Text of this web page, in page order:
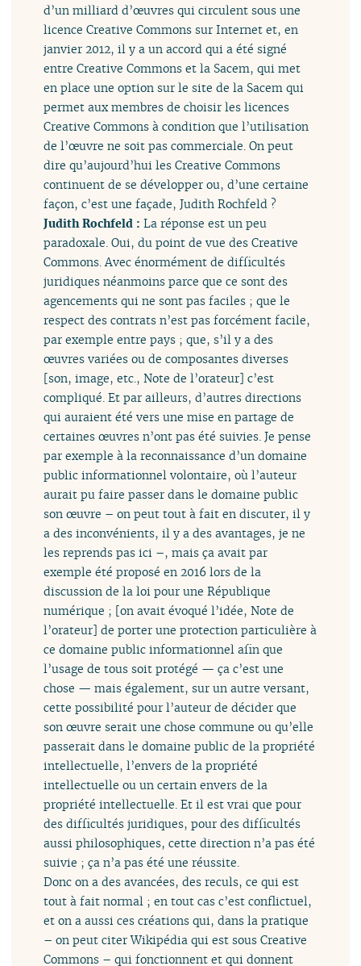
d’un milliard d’œuvres qui circulent sous une
licence Creative Commons sur Internet et, en
janvier 2012, il y a un accord qui a été signé
entre Creative Commons et la Sacem, qui met
en place une option sur le site de la Sacem qui
permet aux membres de choisir les licences
Creative Commons à condition que l’utilisation
de l’œuvre ne soit pas commerciale. On peut
dire qu’aujourd’hui les Creative Commons
continuent de se développer ou, d’une certaine
façon, c’est une façade, Judith Rochfeld ?
Judith Rochfeld :La réponse est un peu
paradoxale. Oui, du point de vue des Creative
Commons. Avec énormément de difficultés
juridiques néanmoins parce que ce sont des
agencements qui ne sont pas faciles ; que le
respect des contrats n’est pas forcément facile,
par exemple entre pays ; que, s’il y a des
œuvres variées ou de composantes diverses
[son, image, etc., Note de l’orateur] c’est
compliqué. Et par ailleurs, d’autres directions
qui auraient été vers une mise en partage de
certaines œuvres n’ont pas été suivies. Je pense
par exemple à la reconnaissance d’un domaine
public informationnel volontaire, où l’auteur
aurait pu faire passer dans le domaine public
son œuvre – on peut tout à fait en discuter, il y
a des inconvénients, il y a des avantages, je ne
les reprends pas ici –, mais ça avait par
exemple été proposé en 2016 lors de la
discussion de la loi pour une République
numérique ; [on avait évoqué l’idée, Note de
l’orateur] de porter une protection particulière à
ce domaine public informationnel afin que
l’usage de tous soit protégé — ça c’est une
chose — mais également, sur un autre versant,
cette possibilité pour l’auteur de décider que
son œuvre serait une chose commune ou qu’elle
passerait dans le domaine public de la propriété
intellectuelle, l’envers de la propriété
intellectuelle ou un certain envers de la
propriété intellectuelle. Et il est vrai que pour
des difficultés juridiques, pour des difficultés
aussi philosophiques, cette direction n’a pas été
suivie ; ça n’a pas été une réussite.
Donc on a des avancées, des reculs, ce qui est
tout à fait normal ; en tout cas c’est conflictuel,
et on a aussi ces créations qui, dans la pratique
– on peut citer Wikipédia qui est sous Creative
Commons – qui fonctionnent et qui donnent